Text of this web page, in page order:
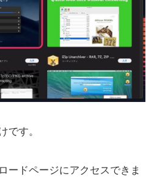
です。
ードページにアクセスできま